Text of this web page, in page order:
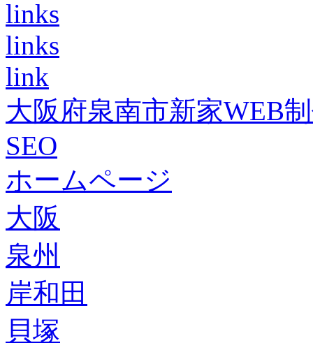
links
links
link
大阪府泉南市新家WEB
SEO
ホームページ
大阪
泉州
岸和田
貝塚